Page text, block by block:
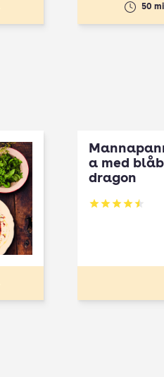
50
a med
dragon
Betyg: 4.5 av 5